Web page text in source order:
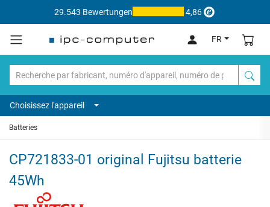
29.543 Bewertungen 4,86
FR
Choisissez l'appareil
Batteries
CP721833-01 original Fujitsu batterie
45Wh